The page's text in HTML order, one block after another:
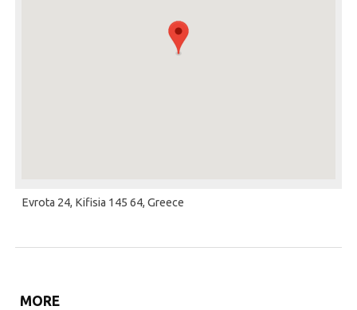
Evrota 24, Kifisia 145 64, Greece
MORE